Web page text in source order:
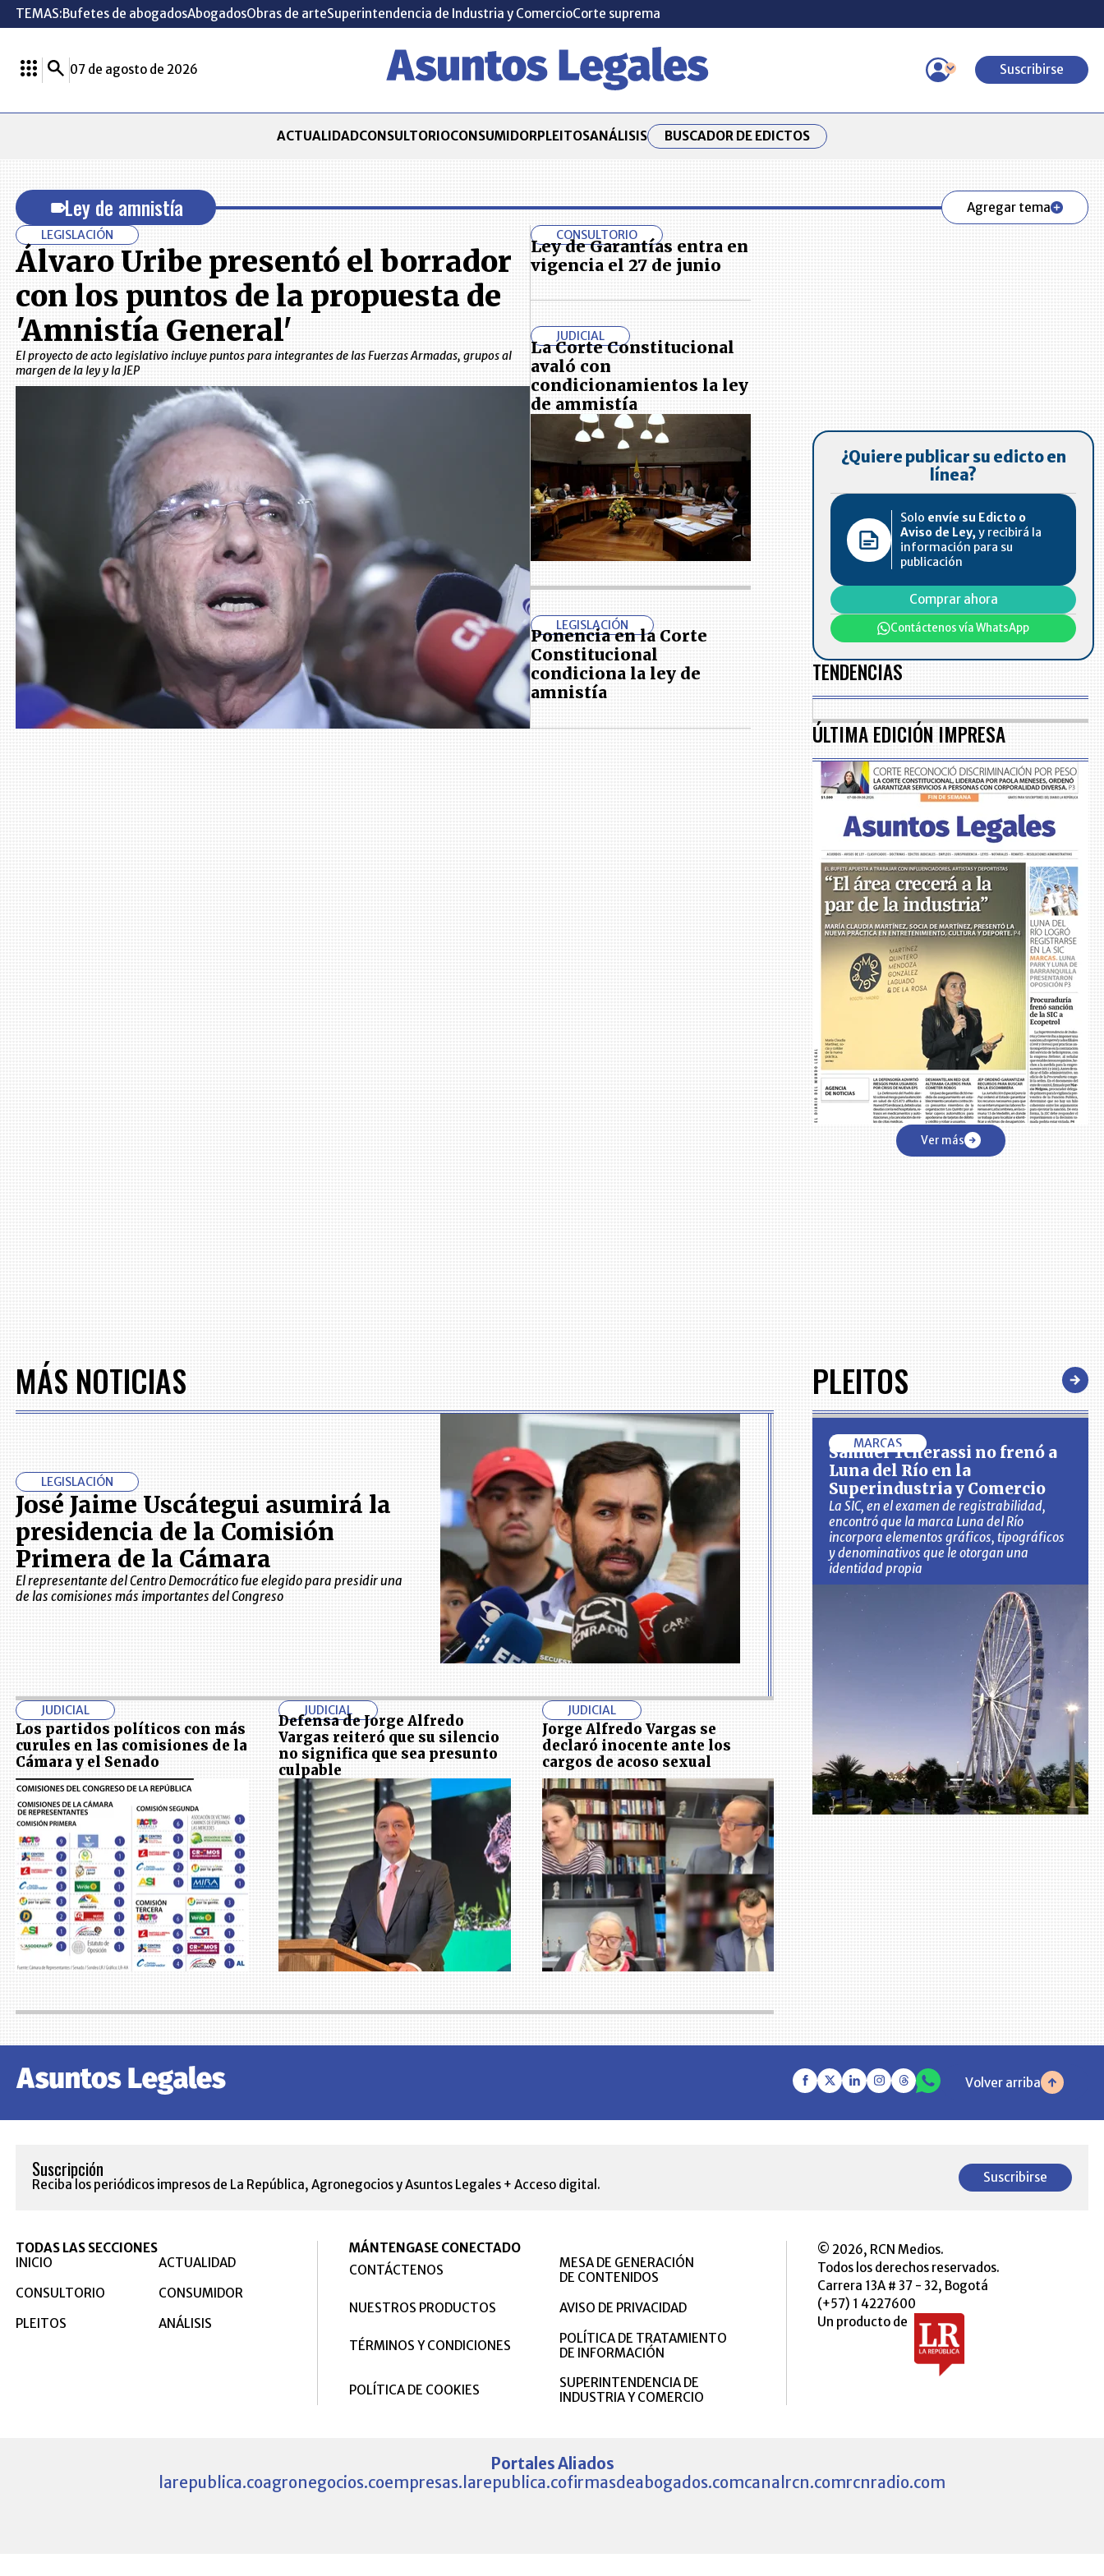
TEMAS:Bufetes de abogadosAbogadosObras de arteSuperintendencia de Industria y ComercioCorte suprema
07 de agosto de 2026 Suscribirse
ACTUALIDADCONSULTORIOCONSUMIDORPLEITOSANÁLISIS BUSCADOR DE EDICTOS
Ley de amnistía Agregar tema
LEGISLACIÓN
Álvaro Uribe presentó el borrador
con los puntos de la propuesta de
'Amnistía General'
El proyecto de acto legislativo incluye puntos para integrantes de las Fuerzas Armadas, grupos al
margen de la ley y la JEP
CONSULTORIO
Ley de Garantías entra en
vigencia el 27 de junio
JUDICIAL
La Corte Constitucional
avaló con
condicionamientos la ley
de ammistía
LEGISLACIÓN
Ponencia en la Corte
Constitucional
condiciona la ley de
amnistía
¿Quiere publicar su edicto en
línea?
Solo envíe su Edicto o
Aviso de Ley, y recibirá la
información para su
publicación
Comprar ahora
Contáctenos vía WhatsApp
TENDENCIAS
ÚLTIMA EDICIÓN IMPRESA
Ver más
MÁS NOTICIAS
LEGISLACIÓN
José Jaime Uscátegui asumirá la
presidencia de la Comisión
Primera de la Cámara
El representante del Centro Democrático fue elegido para presidir una
de las comisiones más importantes del Congreso
JUDICIAL
Los partidos políticos con más
curules en las comisiones de la
Cámara y el Senado
JUDICIAL
Defensa de Jorge Alfredo
Vargas reiteró que su silencio
no significa que sea presunto
culpable
JUDICIAL
Jorge Alfredo Vargas se
declaró inocente ante los
cargos de acoso sexual
PLEITOS
MARCAS
Samuel Tcherassi no frenó a
Luna del Río en la
Superindustria y Comercio
La SIC, en el examen de registrabilidad,
encontró que la marca Luna del Río
incorpora elementos gráficos, tipográficos
y denominativos que le otorgan una
identidad propia
Volver arriba
Suscripción
Reciba los periódicos impresos de La República, Agronegocios y Asuntos Legales + Acceso digital. Suscribirse
TODAS LAS SECCIONES
INICIO
ACTUALIDAD
CONSULTORIO
CONSUMIDOR
PLEITOS
ANÁLISIS
MÁNTENGASE CONECTADO
CONTÁCTENOS
MESA DE GENERACIÓN
DE CONTENIDOS
NUESTROS PRODUCTOS
AVISO DE PRIVACIDAD
TÉRMINOS Y CONDICIONES
POLÍTICA DE TRATAMIENTO
DE INFORMACIÓN
POLÍTICA DE COOKIES
SUPERINTENDENCIA DE
INDUSTRIA Y COMERCIO
© 2026, RCN Medios.
Todos los derechos reservados.
Carrera 13A # 37 - 32, Bogotá
(+57) 1 4227600
Un producto de
Portales Aliados
larepublica.coagronegocios.coempresas.larepublica.cofirmasdeabogados.comcanalrcn.comrcnradio.com